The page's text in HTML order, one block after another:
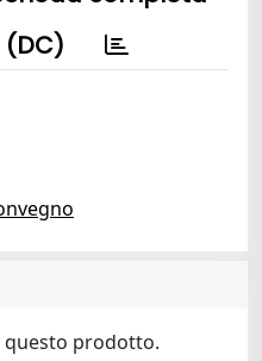
questo prodotto.